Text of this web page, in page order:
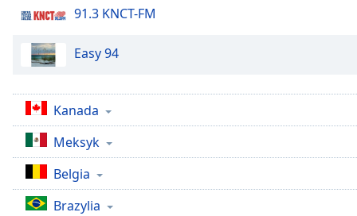
Subtitles
subtitles
settings
subtitles
settings
dialog
subtitles
off
selected
91.3 KNCT-FM
Easy 94
Kanada
Meksyk
Belgia
Brazylia